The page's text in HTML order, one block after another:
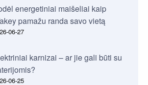
energetiniai maišeliai kaip
pamažu randa savo vietą
06-27
karnizai – ar jie gali būti su
06-25